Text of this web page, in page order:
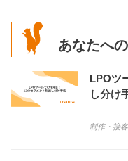
あなたへ
LPOツ
し分け
制作・接客